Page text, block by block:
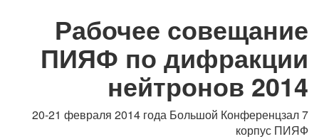
Рабочее совещание
ПИЯФ по дифракции
нейтронов 2014
20-21 февраля 2014 года Большой Конференцзал 7
корпус ПИЯФ